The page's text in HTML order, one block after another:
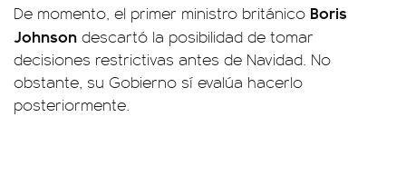
De momento, el primer ministro británico Boris
Johnson descartó la posibilidad de tomar
decisiones restrictivas antes de Navidad. No
obstante, su Gobierno sí evalúa hacerlo
posteriormente.